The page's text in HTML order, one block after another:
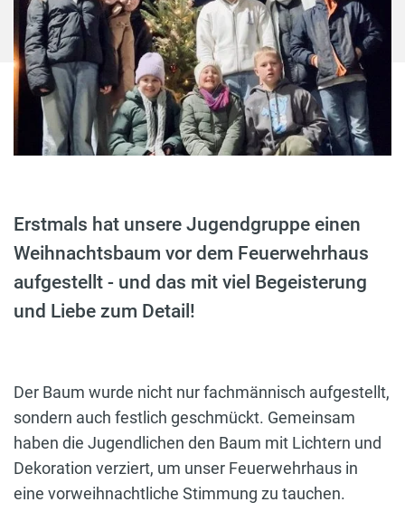
Erstmals hat unsere Jugendgruppe einen
Weihnachtsbaum vor dem Feuerwehrhaus
aufgestellt - und das mit viel Begeisterung
und Liebe zum Detail!
Der Baum wurde nicht nur fachmännisch aufgestellt,
sondern auch festlich geschmückt. Gemeinsam
haben die Jugendlichen den Baum mit Lichtern und
Dekoration verziert, um unser Feuerwehrhaus in
eine vorweihnachtliche Stimmung zu tauchen.